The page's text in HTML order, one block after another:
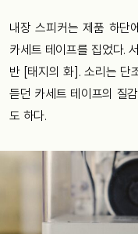
내장 스피커는 제품 하단
카세트 테이프를 집었다.
반 [태지의 화]. 소리는 단
듣던 카세트 테이프의 질
도 하다.